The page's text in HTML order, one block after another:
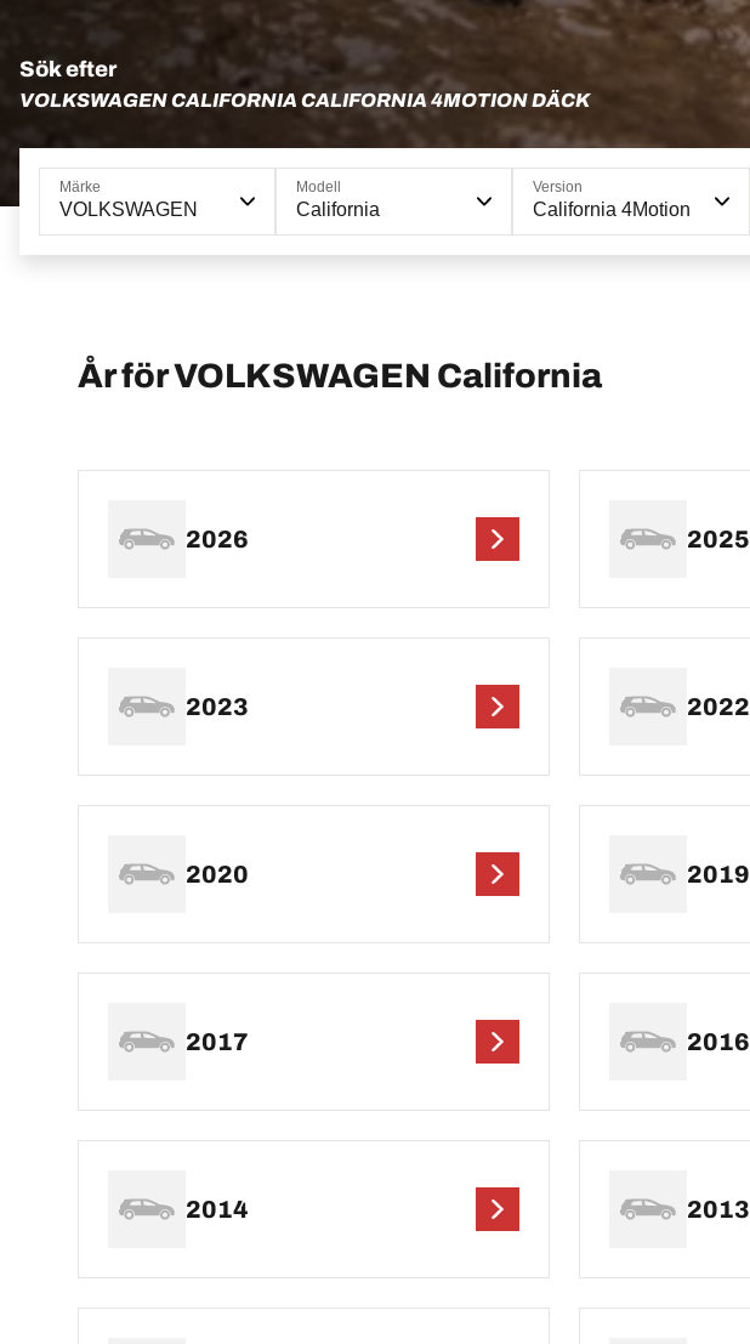
Sök efter
VOLKSWAGEN CALIFORNIA CALIFORNIA 4MOTION DÄCK
Märke
VOLKSWAGEN
Modell
California
Version
California 4Motion
År för VOLKSWAGEN California
2026 2025
2023 2022
2020 2019
2017 2016
2014 2013